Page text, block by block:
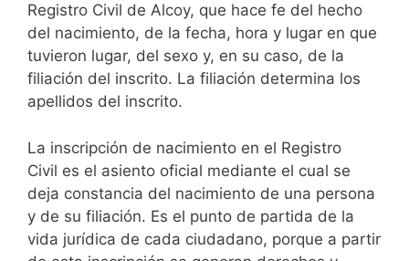
Registro Civil de Alcoy, que hace fe del hecho
del nacimiento, de la fecha, hora y lugar en que
tuvieron lugar, del sexo y, en su caso, de la
filiación del inscrito. La filiación determina los
apellidos del inscrito.
La inscripción de nacimiento en el Registro
Civil es el asiento oficial mediante el cual se
deja constancia del nacimiento de una persona
y de su filiación. Es el punto de partida de la
vida jurídica de cada ciudadano, porque a partir